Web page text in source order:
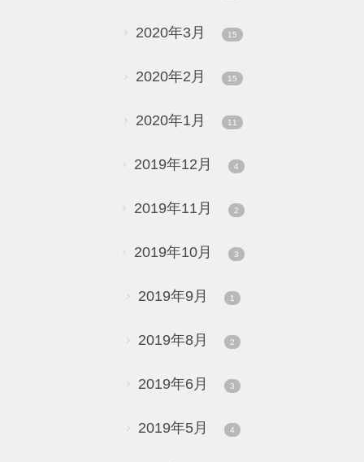
2020年3月 15
2020年2月 15
2020年1月 11
2019年12月 4
2019年11月 2
2019年10月 3
2019年9月 1
2019年8月 2
2019年6月 3
2019年5月 4